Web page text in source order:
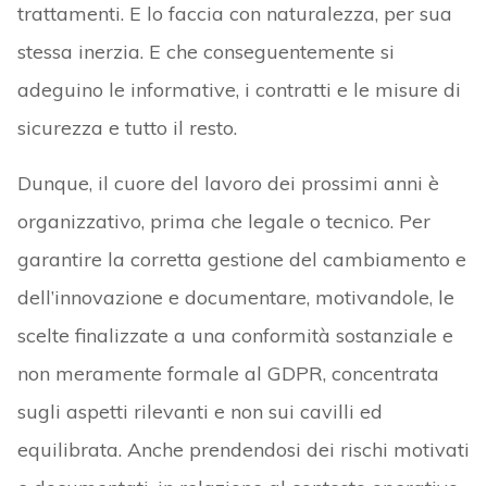
trattamenti. E lo faccia con naturalezza, per sua
stessa inerzia. E che conseguentemente si
adeguino le informative, i contratti e le misure di
sicurezza e tutto il resto.
Dunque, il cuore del lavoro dei prossimi anni è
organizzativo, prima che legale o tecnico. Per
garantire la corretta gestione del cambiamento e
dell’innovazione e documentare, motivandole, le
scelte finalizzate a una conformità sostanziale e
non meramente formale al GDPR, concentrata
sugli aspetti rilevanti e non sui cavilli ed
equilibrata. Anche prendendosi dei rischi motivati